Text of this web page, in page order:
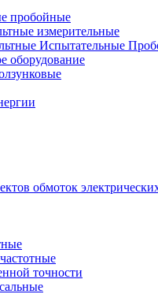
пробойные
измерительные
Испытательные
оборудование
обмоток
точности